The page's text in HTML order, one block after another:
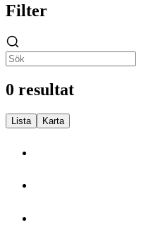
Filter
0 resultat
Lista Karta